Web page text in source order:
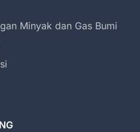
Minyak dan Gas Bumi